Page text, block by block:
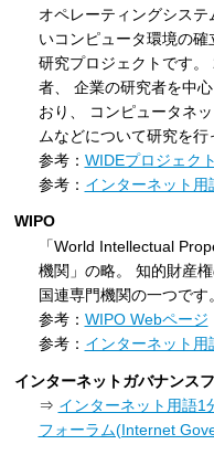
オペレーティングシス
いコンピュータ環境の
研究プロジェクトです
者、 企業の研究者を中
おり、 コンピュータネ
ムなどについて研究を行
参考： WIDEプロジェク
参考： インターネット
WIPO
「World Intellectual
機関」の略。 知的財産
国連専門機関の一つです。
参考： WIPO Webページ
参考： インターネット
インターネットガバナンス
⇒ インターネット用語1
フォーラム(Internet